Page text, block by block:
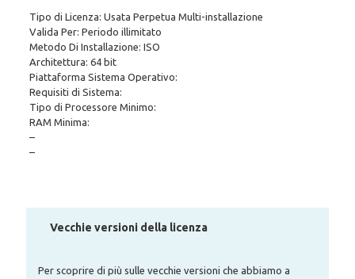
Tipo di Licenza: Usata Perpetua Multi-installazione
Valida Per: Periodo illimitato
Metodo Di Installazione: ISO
Architettura: 64 bit
Piattaforma Sistema Operativo:
Requisiti di Sistema:
Tipo di Processore Minimo:
RAM Minima:
–
–
Vecchie versioni della licenza
Per scoprire di più sulle vecchie versioni che abbiamo a